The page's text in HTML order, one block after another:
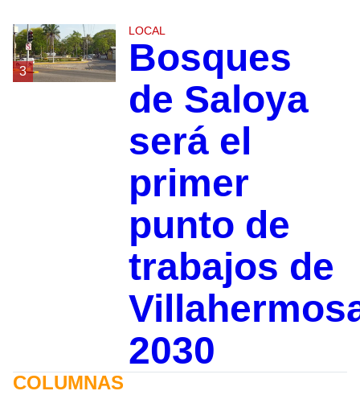
3
LOCAL
Bosques
de Saloya
será el
primer
punto de
trabajos de
2030
COLUMNAS